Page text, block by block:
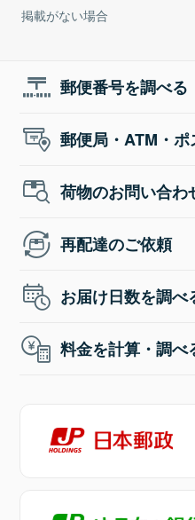
掲載がない場合
郵便番号を調べる
郵便局・ATM・
荷物のお問い合わ
再配達のご依頼
お届け日数を調べ
料金を計算・調べ